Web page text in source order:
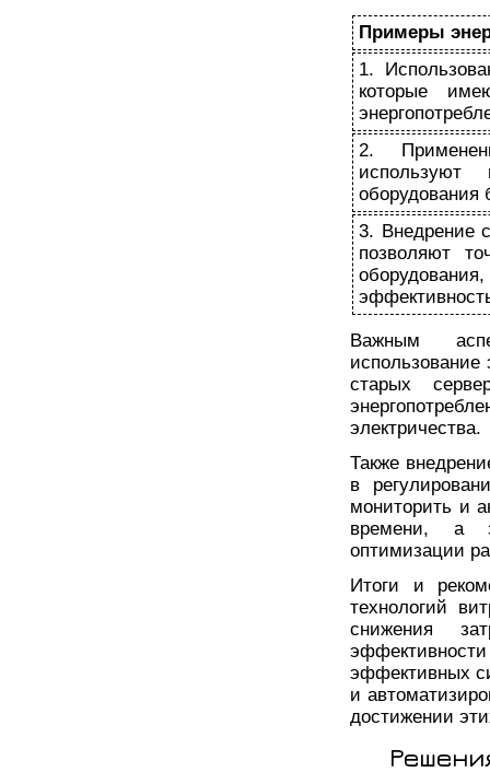
Примеры
1.
которые
2.
оборудования
3. Внедрение
позволяют
Важным
использование
старых
электричества.
Также
в
мониторить и
времени, а
оптимизации
Итоги и
технологий
снижения
эффективных
и
достижении